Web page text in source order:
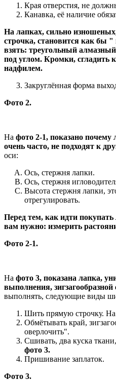
Края отверстия, не
Канавка, её наличие
На лапках, сильно
строчка, становится как бы
взять: треугольный
под углом. Кромки,
надфилем.
Закруглённая форма
Фото 2.
На фото 2-1, показано
очень часто, не подходят к
оси:
Ось, стержня лапки.
Ось, стержня
Высота стержня лапки,
отрегулировать.
Перед тем, как идти
вам нужно: измерить
Фото 2-1.
На фото 3, показана лапка,
выполнения, зигзагообразной
выполнять, следующие виды
Шить прямую строчку.
Обмётывать край,
оверлочить".
Сшивать, два куска
фото 3.
Пришивание заплаток.
Фото 3.